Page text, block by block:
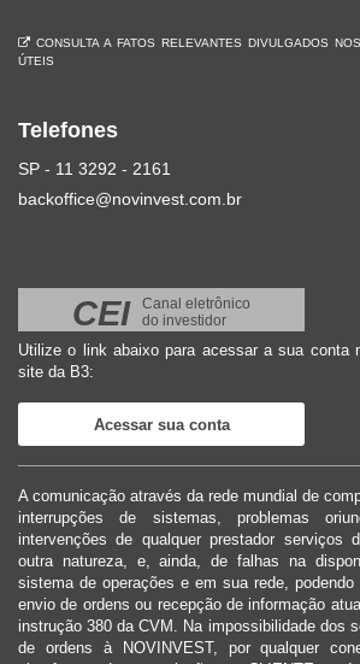
CONSULTA A FATOS RELEVANTES DIVULGADOS
ÚTEIS
Telefones
SP - 11 3292 - 2161
backoffice@novinvest.com.br
CEI
Canal eletrônico
do investidor
Utilize o link abaixo para acessar a sua conta
site da B3:
Acessar sua conta
A comunicação através da rede mundial de
interrupções de sistemas, problemas
intervenções de qualquer prestador serviços
outra natureza, e, ainda, de falhas na
sistema de operações e em sua rede,
envio de ordens ou recepção de informação
instrução 380 da CVM. Na impossibilidade dos
de ordens à NOVINVEST, por qualquer